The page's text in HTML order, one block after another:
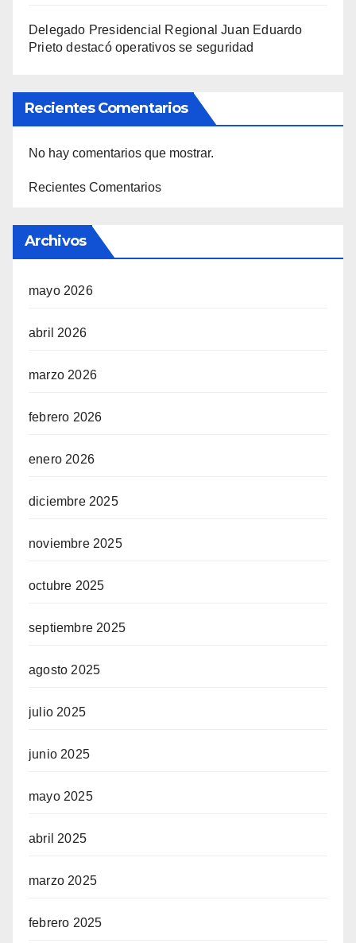
Delegado Presidencial Regional Juan Eduardo
Prieto destacó operativos se seguridad
Recientes Comentarios
No hay comentarios que mostrar.
Recientes Comentarios
Archivos
mayo 2026
abril 2026
marzo 2026
febrero 2026
enero 2026
diciembre 2025
noviembre 2025
octubre 2025
septiembre 2025
agosto 2025
julio 2025
junio 2025
mayo 2025
abril 2025
marzo 2025
febrero 2025